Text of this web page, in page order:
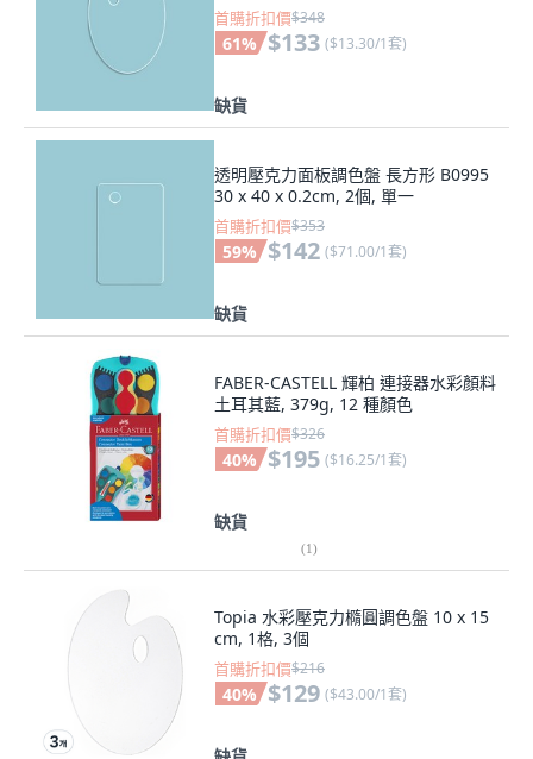
首購折扣價$348
61% $133 ($13.30/1套)
缺貨
透明壓克力面板調色盤 長方形 B0995
30 x 40 x 0.2cm, 2個, 單一
首購折扣價$353
59% $142 ($71.00/1套)
缺貨
FABER-CASTELL 輝柏 連接器水彩顏料
土耳其藍, 379g, 12 種顏色
首購折扣價$326
40% $195 ($16.25/1套)
缺貨
(1)
Topia 水彩壓克力橢圓調色盤 10 x 15
cm, 1格, 3個
首購折扣價$216
40% $129 ($43.00/1套)